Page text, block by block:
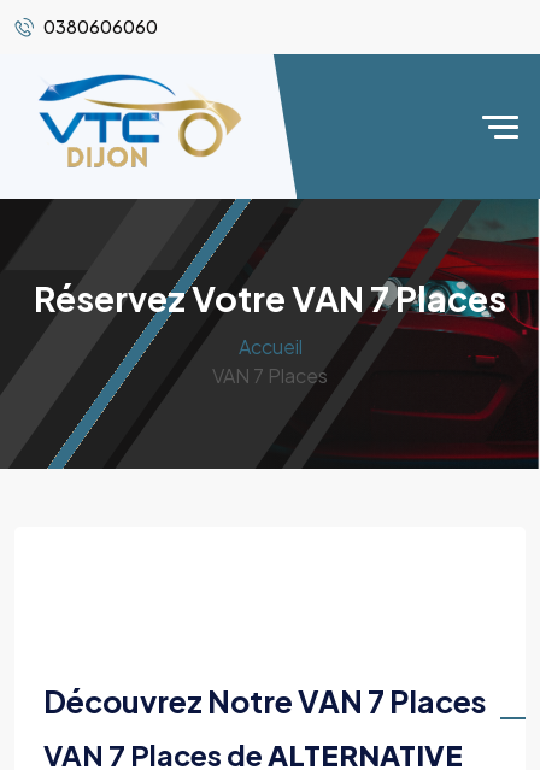
0380606060
Réservez Votre VAN 7 Places
Accueil
VAN 7 Places
Découvrez Notre VAN 7 Places
VAN 7 Places deALTERNATIVE